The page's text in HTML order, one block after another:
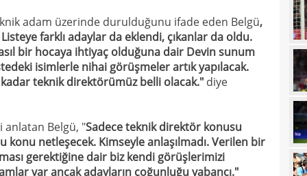
adam üzerinde durulduğunu ifade eden Belgü,
farklı adaylar da eklendi, çıkanlar da oldu.
bir hocaya ihtiyaç olduğuna dair Devin sunum
isimlerle nihai görüşmeler artık yapılacak.
teknik direktörümüz belli olacak." diye
anlatan Belgü, "Sadece teknik direktör konusu
konu netleşecek. Kimseyle anlaşılmadı. Verilen bir
gerektiğine dair biz kendi görüşlerimizi
var ancak adayların çoğunluğu yabancı."